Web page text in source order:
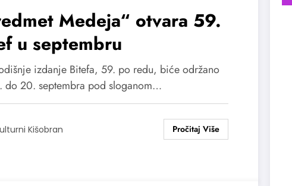
Medeja“ otvara 59.
u septembru
izdanje Bitefa, 59. po redu, biće održano
do 20. septembra pod sloganom…
Kišobran